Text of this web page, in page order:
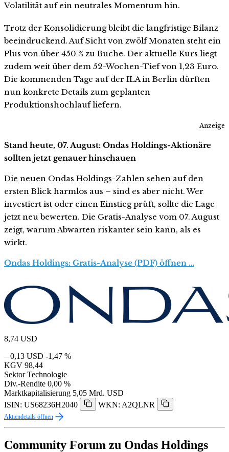
Volatilität auf ein neutrales Momentum hin.
Trotz der Konsolidierung bleibt die langfristige Bilanz
beeindruckend. Auf Sicht von zwölf Monaten steht ein
Plus von über 450 % zu Buche. Der aktuelle Kurs liegt
zudem weit über dem 52-Wochen-Tief von 1,23 Euro.
Die kommenden Tage auf der ILA in Berlin dürften
nun konkrete Details zum geplanten
Produktionshochlauf liefern.
Anzeige
Stand heute, 07. August: Ondas Holdings-Aktionäre
sollten jetzt genauer hinschauen
Die neuen Ondas Holdings-Zahlen sehen auf den
ersten Blick harmlos aus – sind es aber nicht. Wer
investiert ist oder einen Einstieg prüft, sollte die Lage
jetzt neu bewerten. Die Gratis-Analyse vom 07. August
zeigt, warum Abwarten riskanter sein kann, als es
wirkt.
Ondas Holdings: Gratis-Analyse (PDF) öffnen …
8,74 USD
– 0,13 USD -1,47 %
KGV 98,44
Sektor Technologie
Div.-Rendite 0,00 %
Marktkapitalisierung 5,05 Mrd. USD
ISIN: US68236H2040
WKN: A2QLNR
Aktiendetails öffnen
Community Forum zu Ondas Holdings